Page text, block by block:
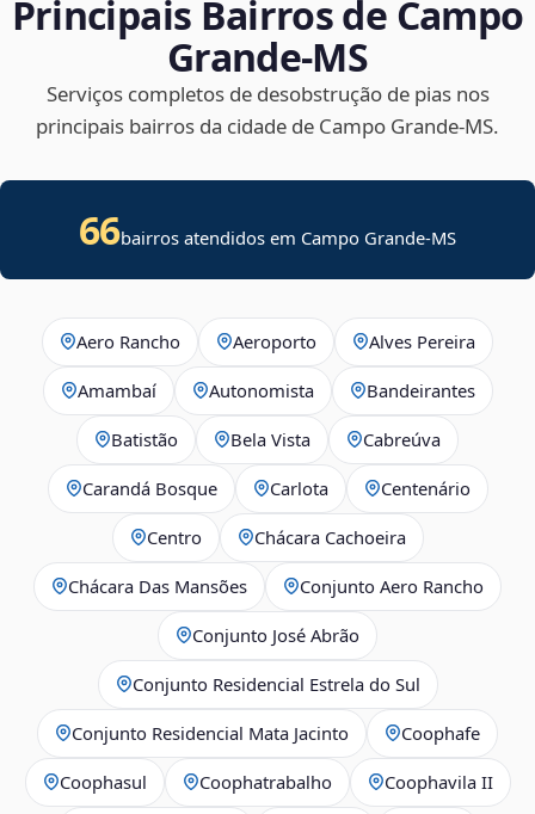
Principais Bairros de Campo
Grande‑MS
Serviços completos de desobstrução de pias nos
principais bairros da cidade de Campo Grande‑MS.
66bairros atendidos em Campo Grande-MS
Aero Rancho Aeroporto Alves Pereira
Amambaí Autonomista Bandeirantes
Batistão Bela Vista Cabreúva
Carandá Bosque Carlota Centenário
Centro Chácara Cachoeira
Chácara Das Mansões Conjunto Aero Rancho
Conjunto José Abrão
Conjunto Residencial Estrela do Sul
Conjunto Residencial Mata Jacinto Coophafe
Coophasul Coophatrabalho Coophavila II